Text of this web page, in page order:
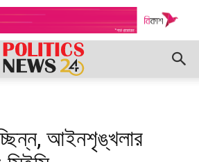
আইনশৃঙ্খলার